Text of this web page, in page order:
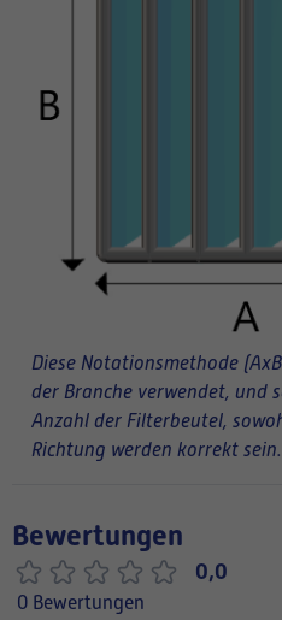
Diese Notationsmethode
der Branche verwendet, und
Anzahl der Filterbeutel,
Richtung werden korrekt sein.
Bewertungen
0,0
0 Bewertungen